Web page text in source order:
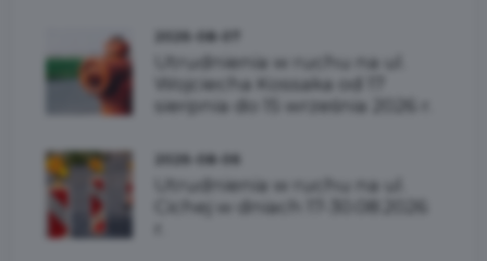
Utrudnienia w ruchu na ul.
Wojciecha Kossaka od 17
sierpnia do 15 września 2026 r.
Utrudnienia w ruchu na ul.
Cichej w dniach 17-30.08.2026